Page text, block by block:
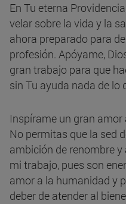
En Tu eterna
velar sobre la vida y la
ahora preparado para
profesión. Apóyame,
gran trabajo para que
sin Tu ayuda nada de lo
Inspírame un gran
No permitas que la sed
ambición de renombre
mi trabajo, pues son
amor a la humanidad y
deber de atender al